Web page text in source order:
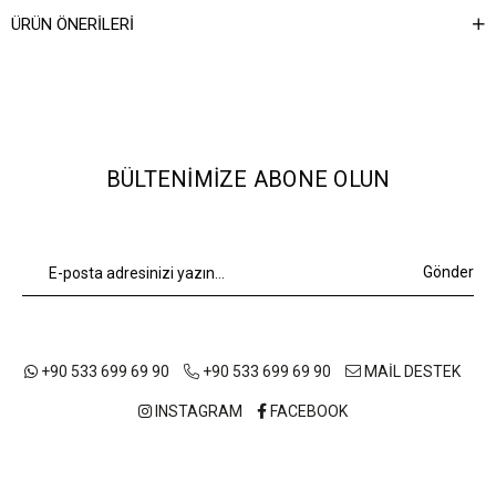
ÜRÜN ÖNERILERI
BÜLTENIMIZE ABONE OLUN
Gönder
+90 533 699 69 90 +90 533 699 69 90 MAİL DESTEK
INSTAGRAM FACEBOOK